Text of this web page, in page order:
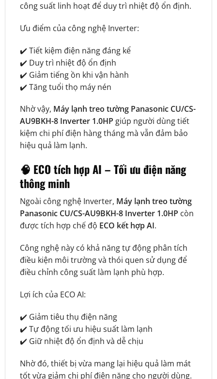
công suất linh hoạt để duy trì nhiệt độ ổn định.
Ưu điểm của công nghệ Inverter:
✔️ Tiết kiệm điện năng đáng kể
✔️ Duy trì nhiệt độ ổn định
✔️ Giảm tiếng ồn khi vận hành
✔️ Tăng tuổi thọ máy nén
Nhờ vậy, Máy lạnh treo tường Panasonic CU/CS-
AU9BKH-8 Inverter 1.0HP giúp người dùng tiết
kiệm chi phí điện hàng tháng mà vẫn đảm bảo
hiệu quả làm lạnh.
🧠 ECO tích hợp AI – Tối ưu điện năng
thông minh
Ngoài công nghệ Inverter, Máy lạnh treo tường
Panasonic CU/CS-AU9BKH-8 Inverter 1.0HP còn
được tích hợp chế độ ECO kết hợp AI.
Công nghệ này có khả năng tự động phân tích
điều kiện môi trường và thói quen sử dụng để
điều chỉnh công suất làm lạnh phù hợp.
Lợi ích của ECO AI:
✔️ Giảm tiêu thụ điện năng
✔️ Tự động tối ưu hiệu suất làm lạnh
✔️ Giữ nhiệt độ ổn định và dễ chịu
Nhờ đó, thiết bị vừa mang lại hiệu quả làm mát
tốt vừa giảm chi phí điện năng cho người dùng.